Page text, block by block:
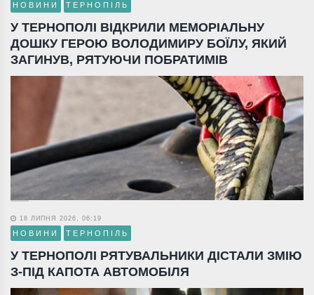
НОВИНИ ТЕРНОПІЛЬ
У ТЕРНОПОЛІ ВІДКРИЛИ МЕМОРІАЛЬНУ
ДОШКУ ГЕРОЮ ВОЛОДИМИРУ БОЇЛУ, ЯКИЙ
ЗАГИНУВ, РЯТУЮЧИ ПОБРАТИМІВ
18 ЛИПНЯ 2026, 06:19
НОВИНИ ТЕРНОПІЛЬ
У ТЕРНОПОЛІ РЯТУВАЛЬНИКИ ДІСТАЛИ ЗМІЮ
З-ПІД КАПОТА АВТОМОБІЛЯ